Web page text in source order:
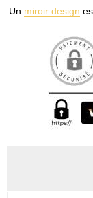
Un miroir design